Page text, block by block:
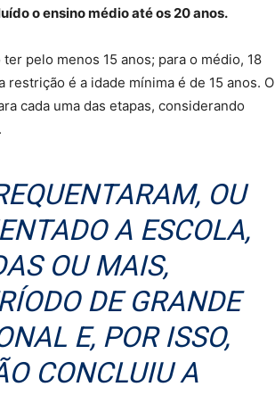
o ensino médio até os 20 anos.
pelo menos 15 anos; para o médio, 18
restrição é a idade mínima é de 15 anos. O
cada uma das etapas, considerando
OU
A ESCOLA,
OU MAIS,
DE GRANDE
E, POR ISSO,
CONCLUIU A